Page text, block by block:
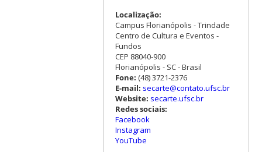
Localização:
Campus Florianópolis - Trindade
Centro de Cultura e Eventos -
Fundos
CEP 88040-900
Florianópolis - SC - Brasil
Fone: (48) 3721-2376
E-mail: secarte@contato.ufsc.br
Website: secarte.ufsc.br
Redes sociais:
Facebook
Instagram
YouTube